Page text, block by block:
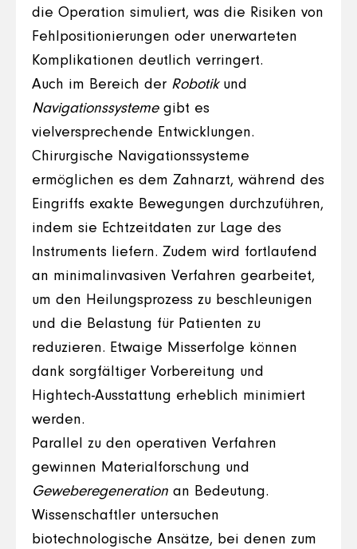
die Operation simuliert, was die Risiken von
Fehlpositionierungen oder unerwarteten
Komplikationen deutlich verringert.
Auch im Bereich der Robotikund
Navigationssystemegibt es
vielversprechende Entwicklungen.
Chirurgische Navigationssysteme
ermöglichen es dem Zahnarzt, während des
Eingriffs exakte Bewegungen durchzuführen,
indem sie Echtzeitdaten zur Lage des
Instruments liefern. Zudem wird fortlaufend
an minimalinvasiven Verfahren gearbeitet,
um den Heilungsprozess zu beschleunigen
und die Belastung für Patienten zu
reduzieren. Etwaige Misserfolge können
dank sorgfältiger Vorbereitung und
Hightech-Ausstattung erheblich minimiert
werden.
Parallel zu den operativen Verfahren
gewinnen Materialforschung und
Geweberegeneration an Bedeutung.
Wissenschaftler untersuchen
biotechnologische Ansätze, bei denen zum